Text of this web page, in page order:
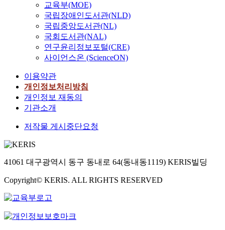
교육부(MOE)
국립장애인도서관(NLD)
국립중앙도서관(NL)
국회도서관(NAL)
연구윤리정보포털(CRE)
사이언스온 (ScienceON)
이용약관
개인정보처리방침
개인정보 재동의
기관소개
저작물 게시중단요청
41061 대구광역시 동구 동내로 64(동내동1119) KERIS빌딩
Copyright© KERIS. ALL RIGHTS RESERVED